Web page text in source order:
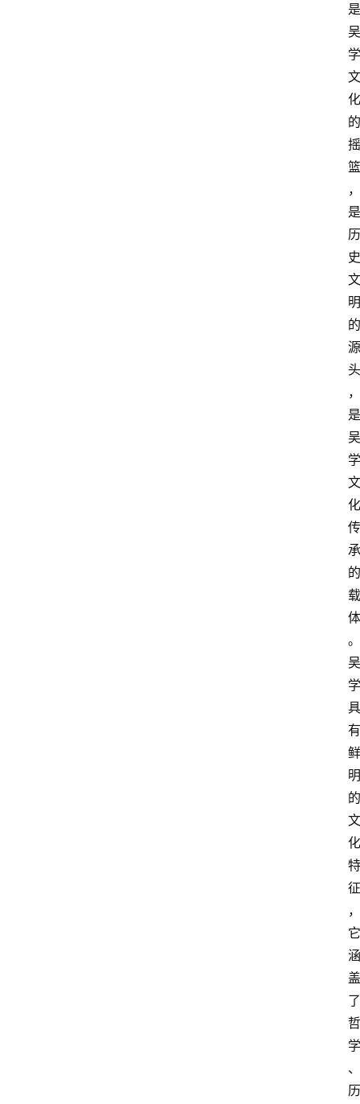
是
吴
学
文
化
的
摇
篮
，
是
历
史
文
明
的
源
头
，
是
吴
学
文
化
传
承
的
载
体
。
吴
学
具
有
鲜
明
的
文
化
特
征
，
它
涵
盖
了
哲
学
、
历